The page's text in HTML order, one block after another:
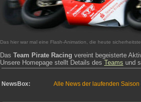
Das hier war mal eine Flash-Animation, die heute
Das Team Pirate Racing vereint begeisterte
Unsere Homepage stellt Details des Teams und
NewsBox: Alle News der laufenden Saison